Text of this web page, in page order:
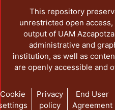
This repository
unrestricted open
output of UAM
administrative and
institution, as well as
are openly accessible and
Cookie
Privacy
policy
End User
Agreement